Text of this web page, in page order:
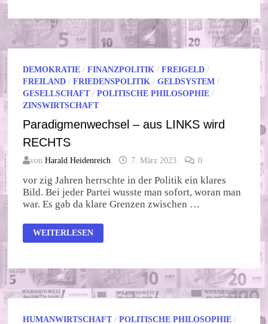
ANDERE
PHILOSOPH
DEMOKRATIE /FINANZPOLITIK /FREIGELD /
FREILAND /FRIEDENSPOLITIK /GELDSYSTEM /
GESELLSCHAFT/POLITISCHE PHILOSOPHIE /
ZINSWIRTSCHAFT
Paradigmenwechsel – aus LINKS wird
RECHTS
vonHarald Heidenreich 7. März 2023 0
vor zig Jahren herrschte in der Politik ein klares
Bild. Bei jeder Partei wusste man sofort, woran man
war. Es gab da klare Grenzen zwischen …
PARADIGMENWECHSEL
–
RECHTS
WEITERLESEN
HUMANWIRTSCHAFT/POLITISCHE PHILOSOPHIE /